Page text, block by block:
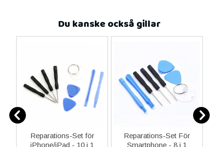
Du kanske också gillar
Reparations-Set för
iPhone/iPad - 10 i 1
Reparations-Set För
Smartphone - 8 i 1